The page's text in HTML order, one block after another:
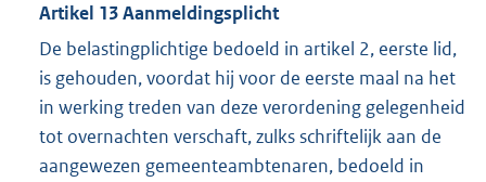
Artikel 13 Aanmeldingsplicht
De belastingplichtige bedoeld in artikel 2, eerste lid,
is gehouden, voordat hij voor de eerste maal na het
in werking treden van deze verordening gelegenheid
tot overnachten verschaft, zulks schriftelijk aan de
aangewezen gemeenteambtenaren, bedoeld in